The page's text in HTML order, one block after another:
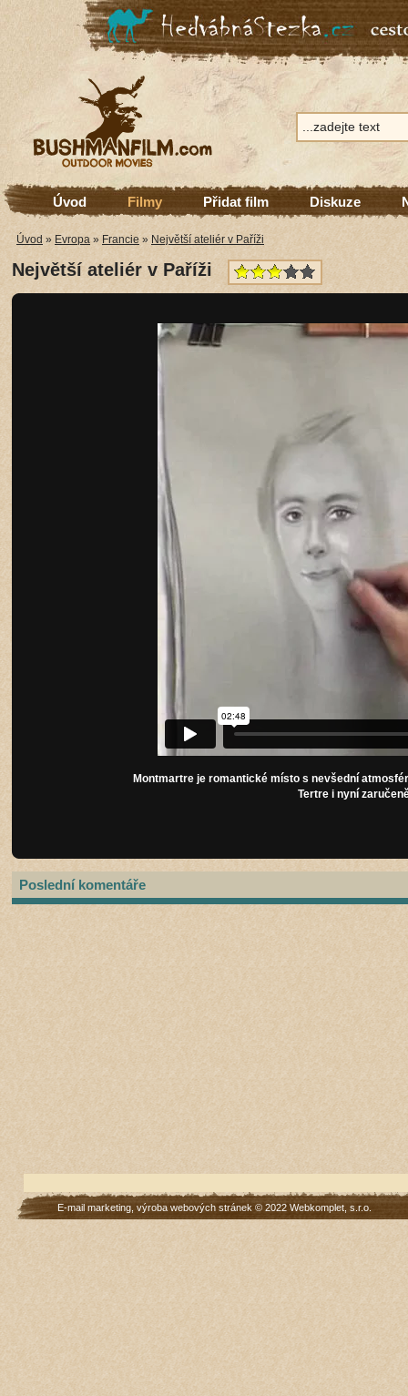
Úvod Filmy Přidat film Diskuze
Úvod » Evropa » Francie » Největší ateliér v Paříži
Největší ateliér v Paříži
Montmartre je romantické místo s nevšední
Tertre i nyní
Poslední komentáře
E-mail marketing výroba webových stránek © 2022 Webkomplet, s.r.o.